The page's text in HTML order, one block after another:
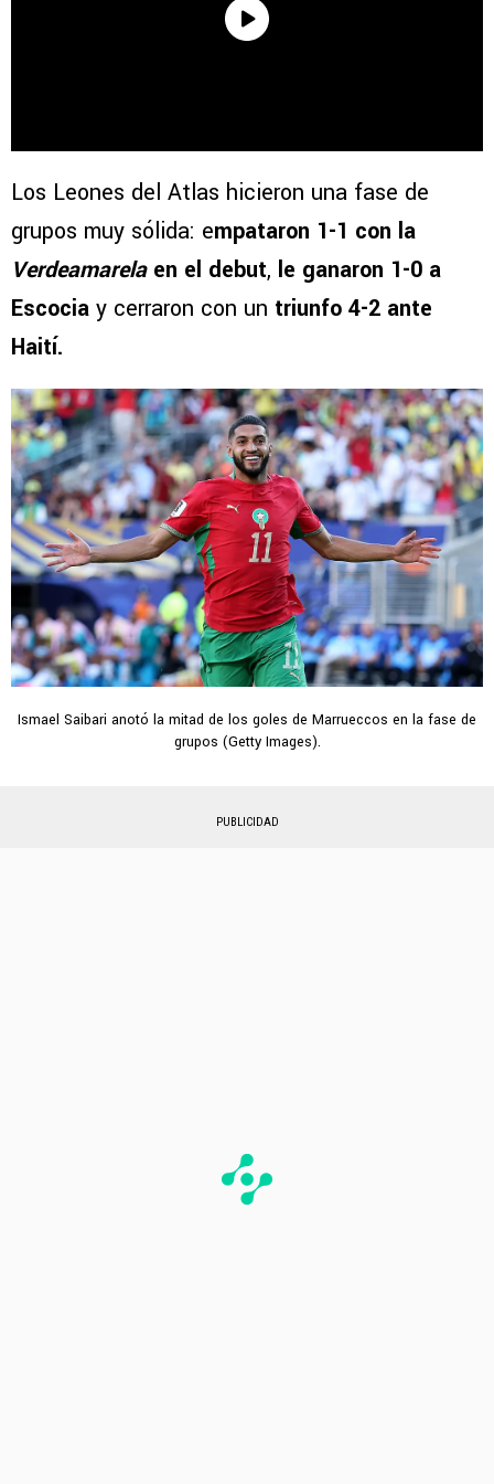
Los Leones del Atlas hicieron una fase de
grupos muy sólida: empataron 1-1 con la
Verdeamarela en el debut, le ganaron 1-0 a
Escocia y cerraron con un triunfo 4-2 ante
Haití.
Ismael Saibari anotó la mitad de los goles de Marrueccos en la fase de
grupos (Getty Images).
PUBLICIDAD